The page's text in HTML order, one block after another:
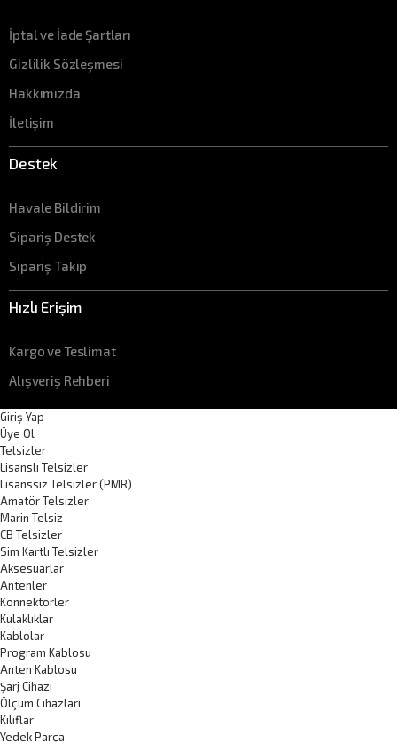
İptal ve İade Şartları
Gizlilik Sözleşmesi
Hakkımızda
İletişim
Destek
Havale Bildirim
Sipariş Destek
Sipariş Takip
Hızlı Erişim
Kargo ve Teslimat
Alışveriş Rehberi
Giriş Yap
Üye Ol
Telsizler
Lisanslı Telsizler
Lisanssız Telsizler (PMR)
Amatör Telsizler
Marin Telsiz
CB Telsizler
Sim Kartlı Telsizler
Aksesuarlar
Antenler
Konnektörler
Kulaklıklar
Kablolar
Program Kablosu
Anten Kablosu
Şarj Cihazı
Ölçüm Cihazları
Kılıflar
Yedek Parça